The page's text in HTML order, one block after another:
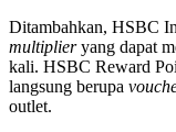
Ditambahkan, HSBC
multiplieryang dapat
kali. HSBC Reward
langsung berupa
outlet.